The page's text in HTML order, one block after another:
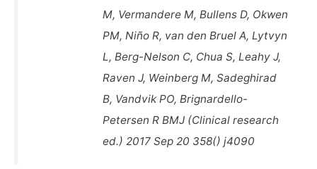
M, Vermandere M, Bullens D, Okwen
PM, Niño R, van den Bruel A, Lytvyn
L, Berg-Nelson C, Chua S, Leahy J,
Raven J, Weinberg M, Sadeghirad
B, Vandvik PO, Brignardello-
Petersen R BMJ (Clinical research
ed.) 2017 Sep 20 358() j4090